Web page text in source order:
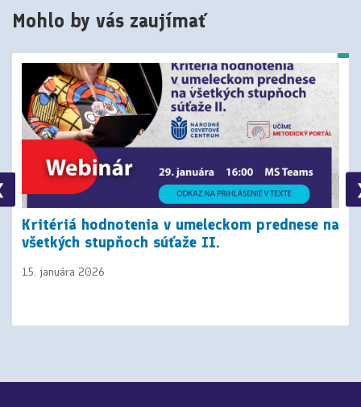
Mohlo by vás zaujímať
Kritériá hodnotenia v umeleckom prednese na
všetkých stupňoch súťaže II.
15. januára 2026